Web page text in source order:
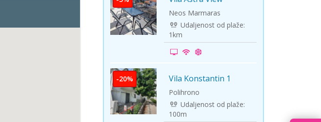
Neos Marmaras
Udaljenost od plaže:
1km
-20% Vila Konstantin 1
Polihrono
Udaljenost od plaže:
100m